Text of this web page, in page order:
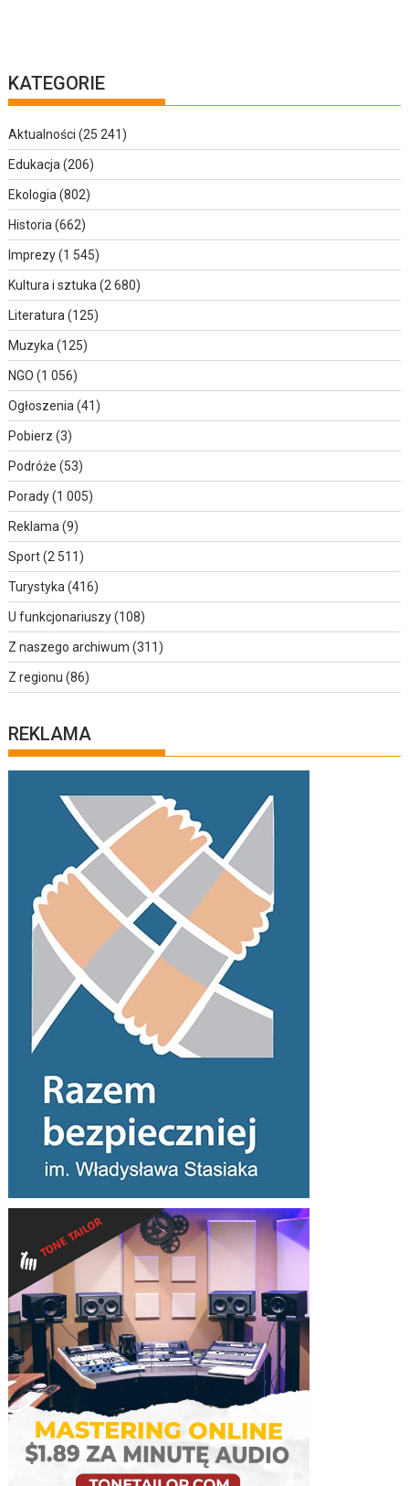
KATEGORIE
Aktualności (25 241)
Edukacja (206)
Ekologia (802)
Historia (662)
Imprezy(1 545)
Kultura i sztuka (2 680)
Literatura (125)
Muzyka (125)
NGO (1 056)
Ogłoszenia (41)
Pobierz (3)
Podróże (53)
Porady(1 005)
Reklama (9)
Sport(2 511)
Turystyka (416)
U funkcjonariuszy(108)
Z naszego archiwum (311)
Z regionu (86)
REKLAMA